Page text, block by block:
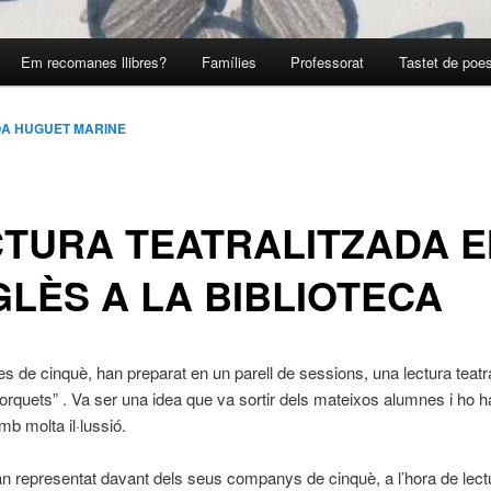
Em recomanes llibres? Famílies Professorat Tastet de
TEATRALITZADA
A LA BIBLIOTECA
HUGUET MARINE
de cinquè, han preparat en un parell de sessions, una lectura
. Va ser una idea que va sortir dels mateixos alumnes i ho
molta il·lussió.
representat davant dels seus companys de cinquè, a l’hora de